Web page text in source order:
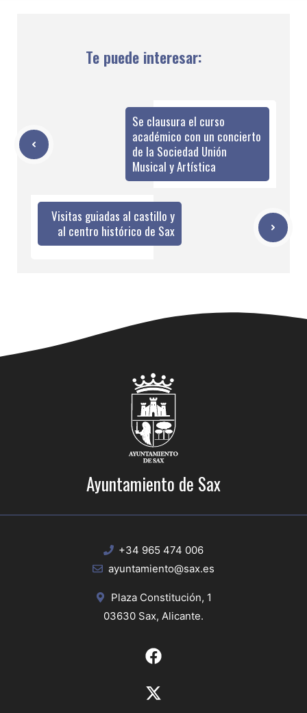
Te puede interesar:
Se clausura el curso
académico con un concierto
de la Sociedad Unión
Musical y Artística
Visitas guiadas al castillo y
al centro histórico de Sax
Ayuntamiento de Sax
+34 965 474 006
ayuntamiento@sax.es
Plaza Constitución, 1
03630 Sax, Alicante.